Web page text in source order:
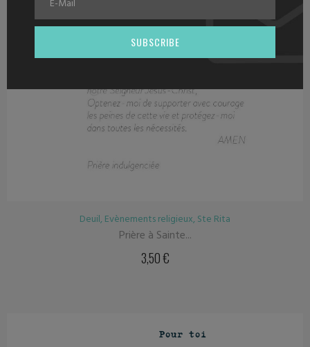
Deuil,Evènements religieux,Ste Rita
Prière à Sainte...
3,50€
SUBSCRIBE